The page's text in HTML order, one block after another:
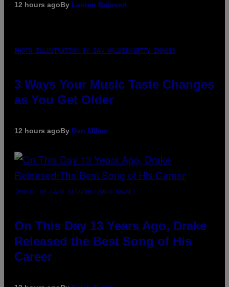
12 hours agoBy Lauren Boisvert
PHOTO ILLUSTRATION BY IAN WALDIE/GETTY IMAGES
3 Ways Your Music Taste Changes
as You Get Older
12 hours agoBy Dan Milam
(PHOTO BY GARY GERSHOFF/WIREIMAGE)
On This Day 13 Years Ago, Drake
Released the Best Song of His
Career